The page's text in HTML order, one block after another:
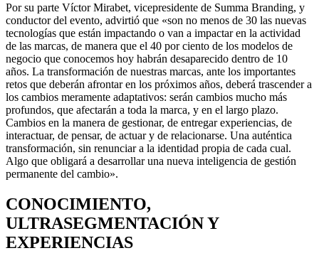
Por su parte Víctor Mirabet, vicepresidente de Summa Branding, y
conductor del evento, advirtió que «son no menos de 30 las nuevas
tecnologías que están impactando o van a impactar en la actividad
de las marcas, de manera que el 40 por ciento de los modelos de
negocio que conocemos hoy habrán desaparecido dentro de 10
años. La transformación de nuestras marcas, ante los importantes
retos que deberán afrontar en los próximos años, deberá trascender a
los cambios meramente adaptativos: serán cambios mucho más
profundos, que afectarán a toda la marca, y en el largo plazo.
Cambios en la manera de gestionar, de entregar experiencias, de
interactuar, de pensar, de actuar y de relacionarse. Una auténtica
transformación, sin renunciar a la identidad propia de cada cual.
Algo que obligará a desarrollar una nueva inteligencia de gestión
permanente del cambio».
CONOCIMIENTO,
ULTRASEGMENTACIÓN Y
EXPERIENCIAS